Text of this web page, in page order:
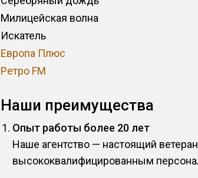
Милицейская волна
Искатель
Европа Плюс
Ретро FM
Наши преимущества
Опыт работы более 20 лет
Наше агентство — настоящий
высококвалифицированным